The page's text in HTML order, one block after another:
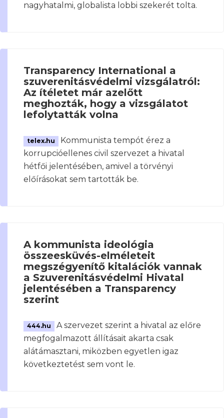
nagyhatalmi, globalista lobbi szekerét tolta.
Transparency International a
szuverenitásvédelmi vizsgálatról:
Az ítéletet már azelőtt
meghozták, hogy a vizsgálatot
lefolytatták volna
telex.hu
Kommunista tempót érez a
korrupcióellenes civil szervezet a hivatal
hétfői jelentésében, amivel a törvényi
előírásokat sem tartották be.
A kommunista ideológia
összeesküvés-elméleteit
megszégyenítő kitalációk vannak
a Szuverenitásvédelmi Hivatal
jelentésében a Transparency
szerint
444.hu
A szervezet szerint a hivatal az előre
megfogalmazott állításait akarta csak
alátámasztani, miközben egyetlen igaz
következtetést sem vont le.